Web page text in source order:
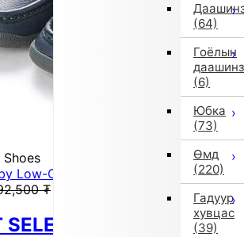
(64)
Гоёлын
даашинз
(6)
Юбка
(73)
Өмд
(220)
Гадуур
хувцас
(39)
Low-Cut Sneakers (Navy)
₮